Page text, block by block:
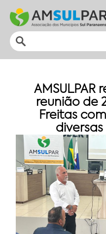
AMSULPAR
reunião de
Freitas